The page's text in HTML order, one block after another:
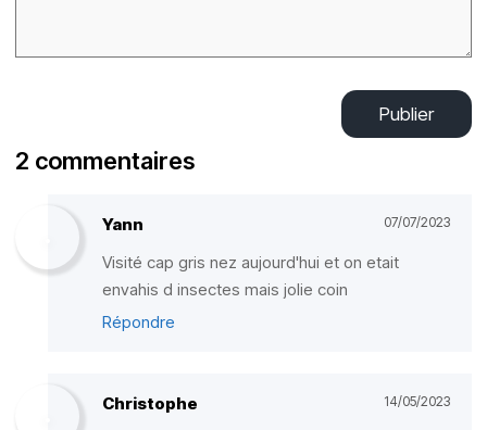
Publier
2 commentaires
Yann 07/07/2023
Visité cap gris nez aujourd'hui et on etait
envahis d insectes mais jolie coin
Répondre
Christophe 14/05/2023